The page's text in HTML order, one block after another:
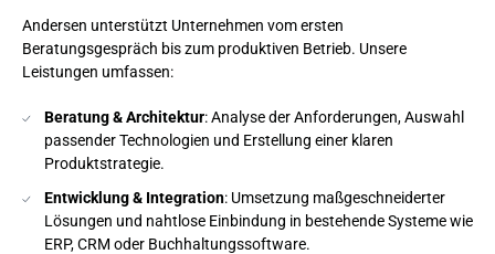
Andersen unterstützt Unternehmen vom ersten
Beratungsgespräch bis zum produktiven Betrieb. Unsere
Leistungen umfassen:
Beratung & Architektur: Analyse der Anforderungen, Auswahl
passender Technologien und Erstellung einer klaren
Produktstrategie.
Entwicklung & Integration: Umsetzung maßgeschneiderter
Lösungen und nahtlose Einbindung in bestehende Systeme wie
ERP, CRM oder Buchhaltungssoftware.